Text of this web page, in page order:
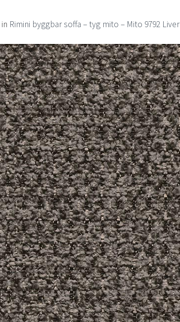
in Rimini byggbar soffa – tyg mito – Mito 9792 Liver